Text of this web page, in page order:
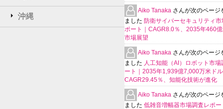
沖縄
Aiko Tanaka さんが次のページ
ました 防衛サイバーセキュリティ
ポート｜CAGR8.0％、2035年460
市場展望
Aiko Tanaka さんが次のページ
ました 人工知能（AI）ロボット市場
ート｜2035年1,939億7,000万米ド
CAGR29.45％、知能化技術が進化
Aiko Tanaka さんが次のページ
ました 低雑音増幅器市場調査レポー